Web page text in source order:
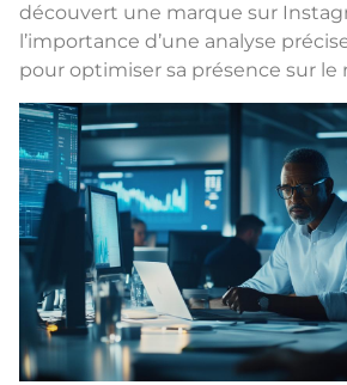
découvert une marque sur
l’importance d’une analyse
pour optimiser sa présence sur le